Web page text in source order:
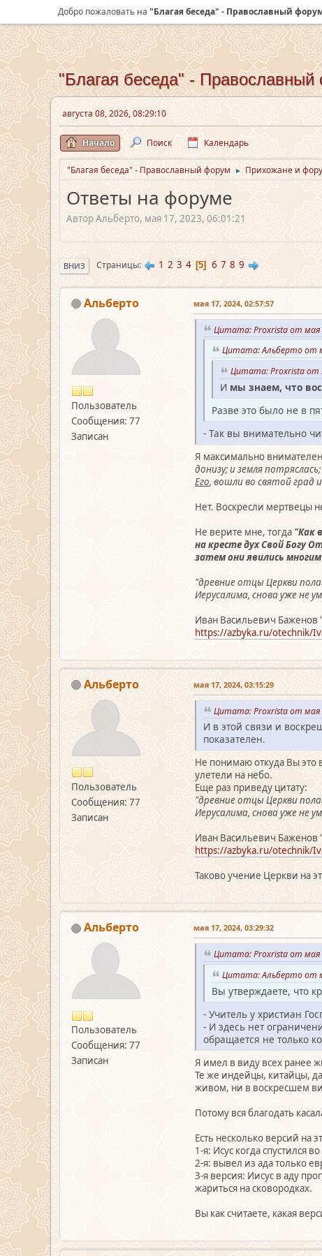
Добро пожаловать на "Благая беседа" - Православный
"Благая беседа" -
августа 08, 2026, 08:29:10
Начало Поиск Календарь
"Благая беседа" - Православный форум ► Прихожане и
Ответы на форуме
Автор Альберто, мая 17, 2023, 06:01:21
ВНИЗ Страницы 1 2 3 4 5 6 7 8 9
Альберто
Пользователь
Сообщения: 77
Записан
мая 17, 2024, 02:57:57
Цитата: Proxrista от мая
Цитата: Альберто от
Цитата: Proxrista от
И мы знаем, что
Разве это было не в
- Так вы внимательно
Я максимально
донизу; и земля
Его, вошли во святой град
Нет. Воскресли мертвецы
Не верите мне, тогда "Как
на кресте дух Свой Богу
затем они явились
"древние отцы Церкви
Иерусалима, снова уже не
Иван Васильевич Баженов
https://azbyka.ru/otechnik/
Альберто
Пользователь
Сообщения: 77
Записан
мая 17, 2024, 03:15:29
Цитата: Proxrista от мая
И в этой связи и
показателен.
Не понимаю откуда Вы это
улетели на небо.
Еще раз приведу цитату:
"древние отцы Церкви
Иерусалима, снова уже не
Иван Васильевич Баженов
https://azbyka.ru/otechnik/
Таково учение Церкви на
Альберто
Пользователь
Сообщения: 77
Записан
мая 17, 2024, 03:29:32
Цитата: Proxrista от мая
Цитата: Альберто от
Вы утверждаете, что
- Учитель у христиан
- И здесь нет
обращается не только
Я имел в виду всех ранее
Те же индейцы, китайцы,
живом, ни в воскресшем
Потому вся благодать
Есть несколько версий на
1-я: Исус когда спустился
2-я: вывел из ада только
3-я версия: Иисус в аду
жариться на сковородках.
Вы как считаете, какая